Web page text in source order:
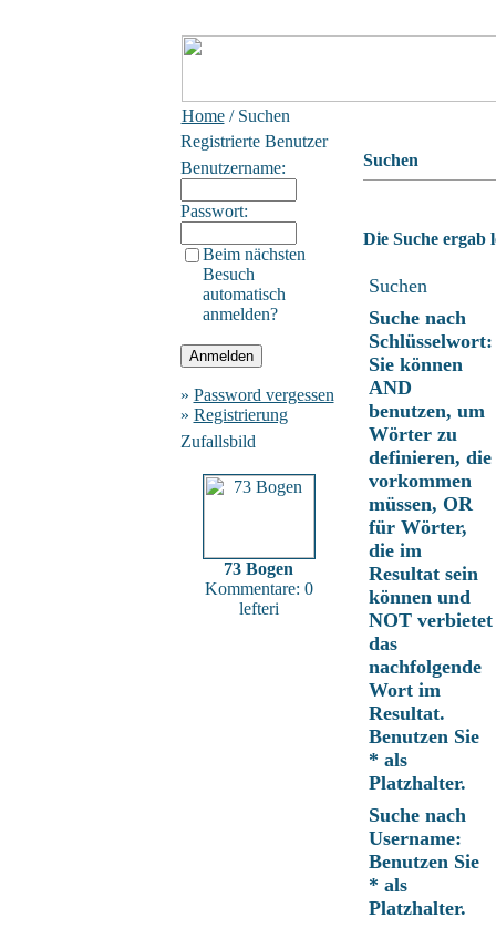
Home/ Suchen
Registrierte Benutzer
Benutzername:
Passwort:
Beim nächsten
Besuch
automatisch
anmelden?
» Password vergessen
» Registrierung
Zufallsbild
73 Bogen
Kommentare: 0
lefteri
Suchen
Die Suche ergab
Suchen
Suche nach
Schlüsselwort:
Sie können
AND
benutzen, um
Wörter zu
definieren, die
vorkommen
müssen, OR
für Wörter,
die im
Resultat sein
können und
NOT verbietet
das
nachfolgende
Wort im
Resultat.
Benutzen Sie
* als
Platzhalter.
Suche nach
Username:
Benutzen Sie
* als
Platzhalter.